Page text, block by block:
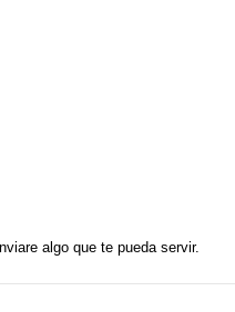
algo que te pueda servir.